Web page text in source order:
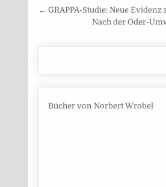
← GRAPPA-Studie: Neue
Nach der Oder-
Bücher von Norbert Wrobel